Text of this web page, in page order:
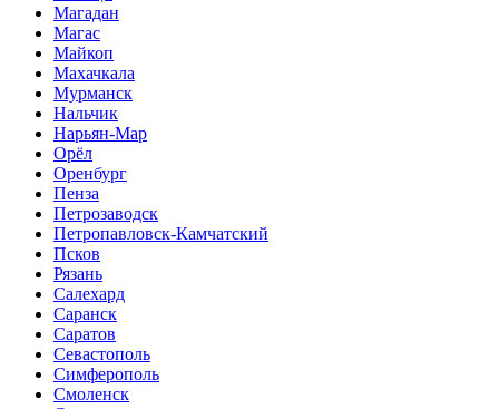
Магадан
Магас
Майкоп
Махачкала
Мурманск
Нальчик
Нарьян-Мар
Орёл
Оренбург
Пенза
Петрозаводск
Петропавловск-Камчатский
Псков
Рязань
Салехард
Саранск
Саратов
Севастополь
Симферополь
Смоленск